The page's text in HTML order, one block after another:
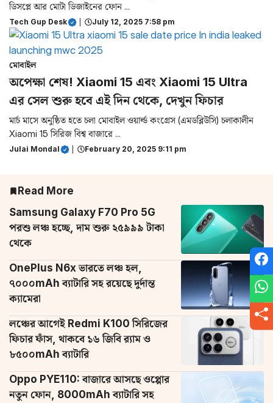
ডিসপ্লে আর মোটা ডিজাইনের ফোন ...
Tech Gup Desk July 12, 2025 7:58 pm
মোবাইল
অপেক্ষা শেষ! Xiaomi 15 এবং Xiaomi 15 Ultra
এর সেল শুরু হবে এই দিন থেকে, দেখুন ফিচার
মার্চ মাসে অনুষ্ঠিত হতে চলা মোবাইল ওয়ার্ল্ড কংগ্রেস (এমডব্লিউসি) চলাকালীন
Xiaomi 15 সিরিজ বিশ্ব বাজারে ...
Julai Mondal February 20, 2025 9:11 pm
Read More
Samsung Galaxy F70 Pro 5G
পরশু লঞ্চ হচ্ছে, দাম শুরু ২৫৯৯৯ টাকা
থেকে
OnePlus N6x ভারতে লঞ্চ হল,
৭০০০mAh ব্যাটারি সহ রয়েছে দুর্দান্ত
ক্যামেরা
লঞ্চের আগেই Redmi K100 সিরিজের
ফিচার ফাঁস, থাকবে ১৬ জিবি র‌্যাম ও
৮৫০০mAh ব্যাটারি
Oppo PYE110: বাজারে আসছে ওপ্পোর
নতুন ফোন, 8000mAh ব্যাটারি সহ